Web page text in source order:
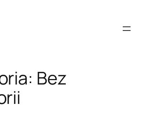
Bez